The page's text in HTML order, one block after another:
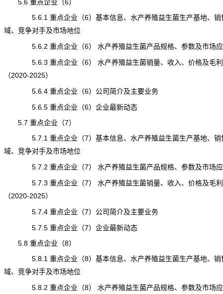
5.6 重点企业（6）
5.6.1 重点企业（6）基本信息、水产养殖益生菌生产基地、销
域、竞争对手及市场地位
5.6.2 重点企业（6） 水产养殖益生菌产品规格、参数及市场
5.6.3 重点企业（6） 水产养殖益生菌销量、收入、价格及毛
（2020-2025）
5.6.4 重点企业（6）公司简介及主要业务
5.6.5 重点企业（6）企业最新动态
5.7 重点企业（7）
5.7.1 重点企业（7）基本信息、水产养殖益生菌生产基地、销
域、竞争对手及市场地位
5.7.2 重点企业（7） 水产养殖益生菌产品规格、参数及市场
5.7.3 重点企业（7） 水产养殖益生菌销量、收入、价格及毛
（2020-2025）
5.7.4 重点企业（7）公司简介及主要业务
5.7.5 重点企业（7）企业最新动态
5.8 重点企业（8）
5.8.1 重点企业（8）基本信息、水产养殖益生菌生产基地、销
域、竞争对手及市场地位
5.8.2 重点企业（8） 水产养殖益生菌产品规格、参数及市场